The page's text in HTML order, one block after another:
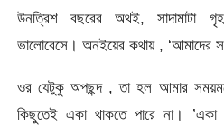
উনত্রিশ বছরের অথই, সাদামাটা
ভালোবেসে। অনইয়ের কথায় , ‘আমাদের
ওর যেটুকু অপছন্দ , তা হল আমার
কিছুতেই একা থাকতে পারে না।